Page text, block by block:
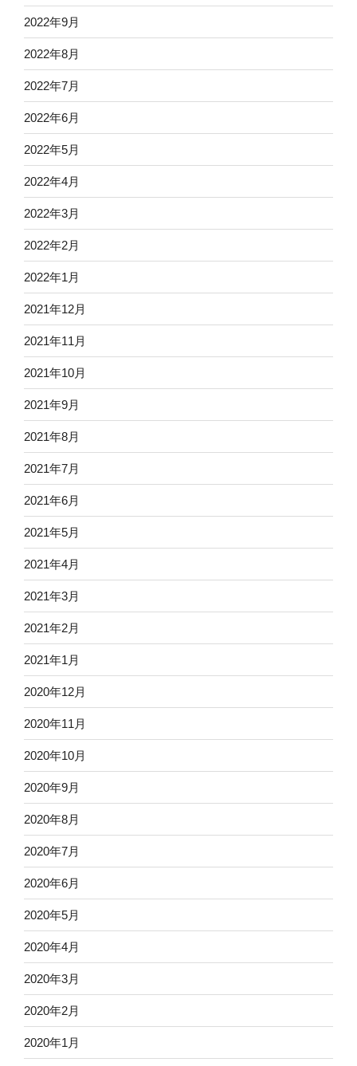
2022年9月
2022年8月
2022年7月
2022年6月
2022年5月
2022年4月
2022年3月
2022年2月
2022年1月
2021年12月
2021年11月
2021年10月
2021年9月
2021年8月
2021年7月
2021年6月
2021年5月
2021年4月
2021年3月
2021年2月
2021年1月
2020年12月
2020年11月
2020年10月
2020年9月
2020年8月
2020年7月
2020年6月
2020年5月
2020年4月
2020年3月
2020年2月
2020年1月